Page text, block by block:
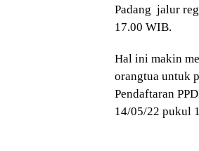
Padang jalur
17.00 WIB.
Hal ini makin
orangtua untuk
Pendaftaran
14/05/22 pukul